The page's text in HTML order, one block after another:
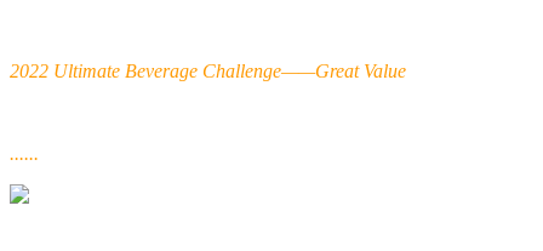
2022 Ultimate Beverage Challenge——Great Value
......